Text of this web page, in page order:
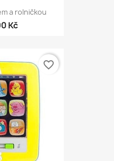
a rolničkou
Kč
favorite_border